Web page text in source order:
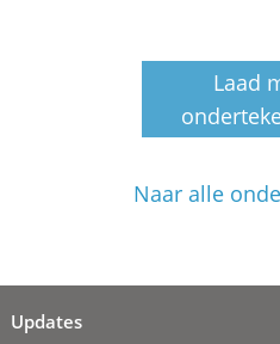
Laad
Naar alle
Updates